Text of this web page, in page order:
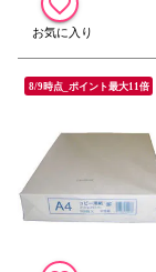
8/9時点_ポイント最大11倍